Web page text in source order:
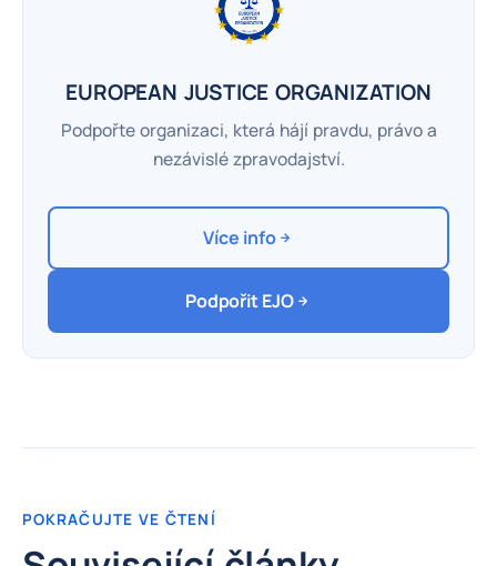
EUROPEAN JUSTICE ORGANIZATION
Podpořte organizaci, která hájí pravdu, právo a
nezávislé zpravodajství.
Více info
Podpořit EJO
POKRAČUJTE VE ČTENÍ